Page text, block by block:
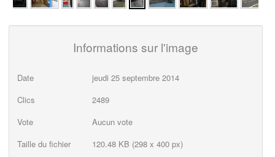
Informations sur l'image
Date
jeudi 25 septembre 2014
Clics
2489
Vote
Aucun vote
Taille du fichier
120.48 KB (298 x 400 px)